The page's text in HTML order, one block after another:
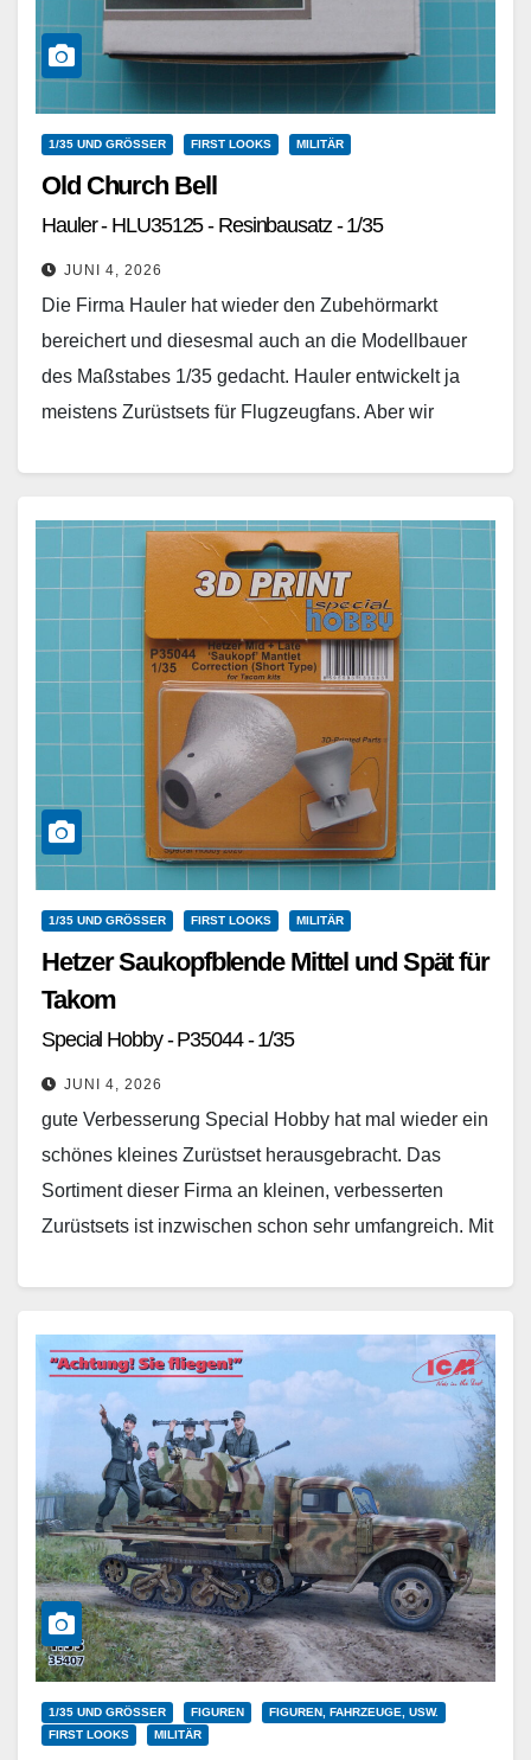
1/35 UND GRÖSSER FIRST LOOKS MILITÄR
Old Church Bell
Hauler - HLU35125 - Resinbausatz - 1/35
JUNI 4, 2026
Die Firma Hauler hat wieder den Zubehörmarkt
bereichert und diesesmal auch an die Modellbauer
des Maßstabes 1/35 gedacht. Hauler entwickelt ja
meistens Zurüstsets für Flugzeugfans. Aber wir
1/35 UND GRÖSSER FIRST LOOKS MILITÄR
Hetzer Saukopfblende Mittel und Spät für
Takom
Special Hobby - P35044 - 1/35
JUNI 4, 2026
gute Verbesserung Special Hobby hat mal wieder ein
schönes kleines Zurüstset herausgebracht. Das
Sortiment dieser Firma an kleinen, verbesserten
Zurüstsets ist inzwischen schon sehr umfangreich. Mit
1/35 UND GRÖSSER FIGUREN
FIGUREN, FAHRZEUGE, USW.
FIRST LOOKS
MILITÄR